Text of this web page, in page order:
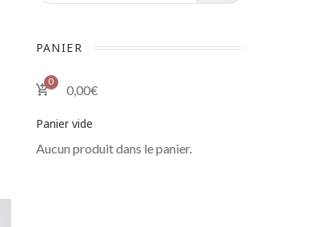
PANIER
0
0,00€
Panier vide
Aucun produit dans le panier.